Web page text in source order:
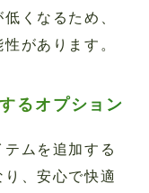
くなるため、
があります。
るオプション
ムを追加する
、安心で快適